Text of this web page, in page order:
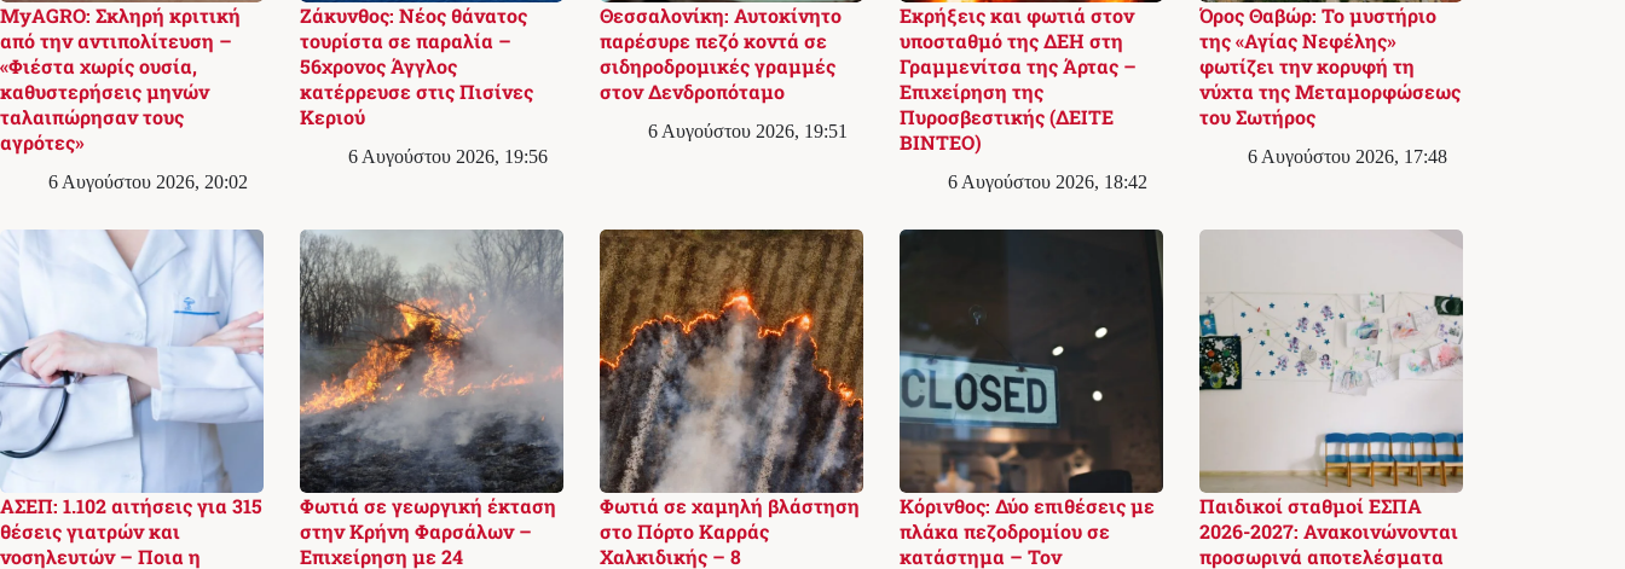
MyAGRO: Σκληρή κριτική
από την αντιπολίτευση –
«Φιέστα χωρίς ουσία,
καθυστερήσεις μηνών
ταλαιπώρησαν τους
αγρότες»
6 Αυγούστου 2026, 20:02
Ζάκυνθος: Νέος θάνατος
τουρίστα σε παραλία –
56χρονος Άγγλος
κατέρρευσε στις Πισίνες
Κεριού
6 Αυγούστου 2026, 19:56
Θεσσαλονίκη: Αυτοκίνητο
παρέσυρε πεζό κοντά σε
σιδηροδρομικές γραμμές
στον Δενδροπόταμο
6 Αυγούστου 2026, 19:51
Εκρήξεις και φωτιά στον
υποσταθμό της ΔΕΗ στη
Γραμμενίτσα της Άρτας –
Επιχείρηση της
Πυροσβεστικής (ΔΕΙΤΕ
ΒΙΝΤΕΟ)
6 Αυγούστου 2026, 18:42
Όρος Θαβώρ: Το μυστήριο
της «Αγίας Νεφέλης»
φωτίζει την κορυφή τη
νύχτα της Μεταμορφώσεως
του Σωτήρος
6 Αυγούστου 2026, 17:48
ΑΣΕΠ: 1.102 αιτήσεις για 315
θέσεις γιατρών και
νοσηλευτών – Ποια η
Φωτιά σε γεωργική έκταση
στην Κρήνη Φαρσάλων –
Επιχείρηση με 24
Φωτιά σε χαμηλή βλάστηση
στο Πόρτο Καρράς
Χαλκιδικής – 8
Κόρινθος: Δύο επιθέσεις με
πλάκα πεζοδρομίου σε
κατάστημα – Τον
Παιδικοί σταθμοί ΕΣΠΑ
2026-2027: Ανακοινώνονται
προσωρινά αποτελέσματα